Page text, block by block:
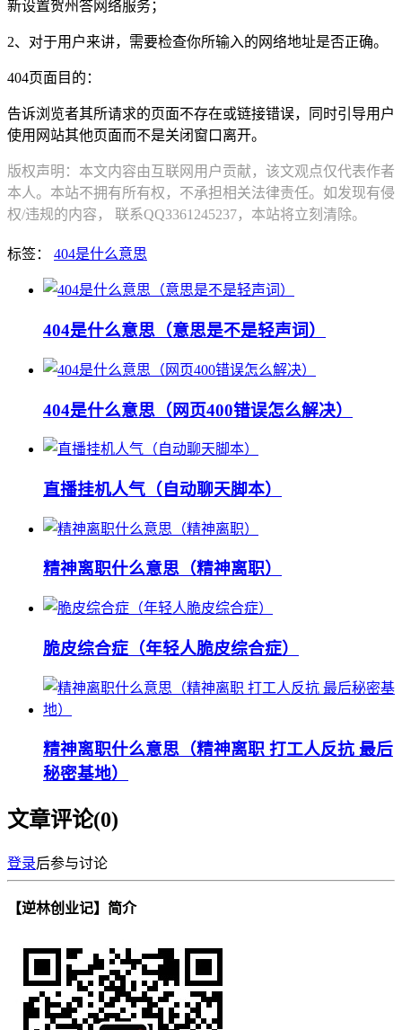
新设置贺州答网络服务；
2、对于用户来讲，需要检查你所输入的网络地址是否正确。
404页面目的：
告诉浏览者其所请求的页面不存在或链接错误，同时引导用户
使用网站其他页面而不是关闭窗口离开。
版权声明：本文内容由互联网用户贡献，该文观点仅代表作者
本人。本站不拥有所有权，不承担相关法律责任。如发现有侵
权/违规的内容， 联系QQ3361245237，本站将立刻清除。
标签： 404是什么意思
404是什么意思（意思是不是轻声词）
404是什么意思（网页400错误怎么解决）
直播挂机人气（自动聊天脚本）
精神离职什么意思（精神离职）
脆皮综合症（年轻人脆皮综合症）
精神离职什么意思（精神离职 打工人反抗 最后
秘密基地）
文章评论(0)
登录后参与讨论
【逆林创业记】简介